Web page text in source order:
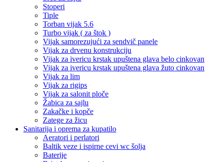
Stoperi
Tiple
Torban vijak 5.6
Turbo vijak ( za štok )
Vijak samorezujući za sendvič panele
Vijak za drvenu konstrukciju
Vijak za ivericu krstak upuštena glava belo cinkovan
Vijak za ivericu krstak upuštena glava žuto cinkovan
Vijak za lim
Vijak za rigips
Vijak za salonit ploče
Žabica za sajlu
Zakačke i kopče
Zatege za žicu
Sanitarija i oprema za kupatilo
Aeratori i perlatori
Baltik veze i ispirne cevi wc šolja
Baterije